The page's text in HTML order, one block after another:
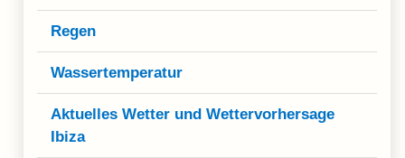
Regen
Wassertemperatur
Aktuelles Wetter und Wettervorhersage
Ibiza